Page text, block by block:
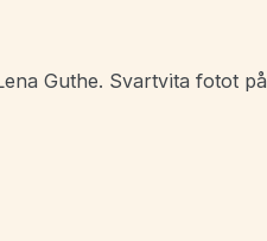
Guthe. Svartvita fotot på